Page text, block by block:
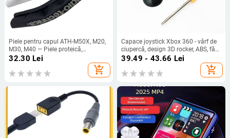
Piele pentru capul ATH-M50X, M20,
M30, M40 — Piele proteică,
Personalizabil după mostră, 1
32.30 Lei
add_shopping_cart
Capace joystick Xbox 360 - vârf de
ciupercă, design 3D rocker, ABS, fără
vibrații, include 6 capace și 1
39.49 - 43.66 Lei
add_shopping_cart